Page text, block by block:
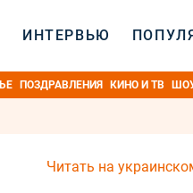
ИНТЕРВЬЮ
ПОЗДРАВЛЕНИЯ КИНО И ТВ
Читать на